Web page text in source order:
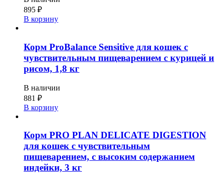
895 ₽
В корзину
Корм ProBalance Sensitive для кошек с
чувствительным пищеварением с курицей и
рисом, 1,8 кг
В наличии
881 ₽
В корзину
Корм PRO PLAN DELICATE DIGESTION
для кошек с чувствительным
пищеварением, с высоким содержанием
индейки, 3 кг